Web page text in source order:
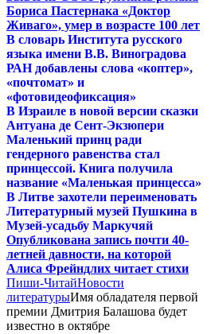
Бориса Пастернака «Доктор
Живаго», умер в возрасте 100 лет
В словарь Института русского
языка имени В.В. Виноградова
РАН добавлены слова «коптер»,
«почтомат» и
«фотовидеофиксация»
В Израиле в новой версии сказки
Антуана де Сент-Экзюпери
Маленький принц ради
гендерного равенства стал
принцессой. Книга получила
название «Маленькая принцесса»
В Литве захотели переименовать
Литературный музей Пушкина в
Музей-усадьбу Маркучяй
Опубликована запись почти 40-
летней давности, на которой
Алиса Фрейндлих читает стихи
Пиши-ЧитайНовости
литературыИмя обладателя первой
премии Дмитрия Балашова будет
известно в октябре